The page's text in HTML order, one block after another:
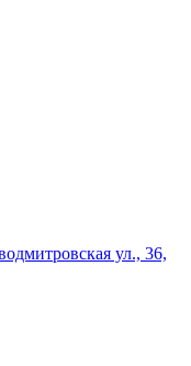
ул., 36,